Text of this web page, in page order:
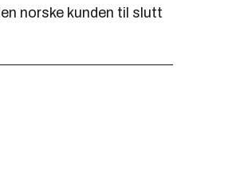
norske kunden til slutt